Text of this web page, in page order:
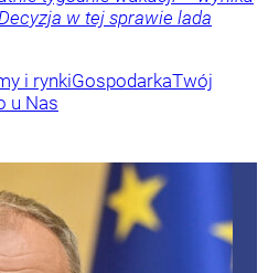
w tej sprawie lada
i rynkiGospodarkaTwój
u Nas